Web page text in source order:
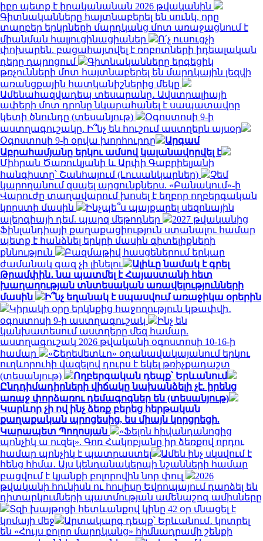
իբր պետք է իրականանան 2026 թվականին
Գիտնականները հայտնաբերել են սունկ, որը
տարբեր երկրների մարդկանց մոտ առաջացնում է
միանման հալյուցինացիաներ
Ո՛չ ուսուցչի
փոխարեն. բացահայտվել է ռոբոտների իդեալական
դերը դպրոցում
Գիտնականները երգեցիկ
թռչունների մոտ հայտնաբերել են մարդկային լեզվի
առանցքային հատկանիշներից մեկը
Ամենահազվադեպ տեսարանը․ Ավստրալիայի
ափերի մոտ դրոնը նկարահանել է սապատավոր
կետի ծնունդը (տեսանյութ)
Օգոստոսի 9-ի
աստղագուշակը. Ի՞նչ են հուշում աստղերն այսօր
Օգոստոսի 9-ի օրվա խորհուրդը
Արգամ
Աբրահամյանը երկու ամսով կալանավորվել է
Միհրան Ծառուկյանի և Արփի Գաբրիելյանի
հանգիստը՝ Շանհայում (Լուսանկարներ)
Չեմ
կարողանում զսպել արցունքներս. «Բանակում»-ի
Վարուժը տաղավարում խոսել է եղբոր ողբերգական
կորստի մասին
Ինչպե՞ս պայքարել սեզոնային
ալերգիայի դեմ. պարզ մեթոդներ
2027 թվականից
Ֆինլանդիայի քաղաքացիություն ստանալու համար
պետք է հանձնել երկրի մասին գիտելիքների
քննություն
Բազմաթիվ հասցեներում երկար
ժամանակ գազ չի լինելու
Ալիևը նամակ է գրել
Թրամփին․ նա պատմել է Հայաստանի հետ
խաղաղության տնտեսական առավելությունների
մասին
Ի՞նչ եղանակ է սպասվում առաջիկա օրերին
Կիրակի օրը երկնքից հաջողություն կթափվի․
օգոստոսի 9-ի աստղագուշակ
Ինչ են
կանխատեսում աստղերը մեզ համար.
աստղագուշակ 2026 թվականի օգոստոսի 10-16-ի
համար
«Շերեմետևո» օդանավակայանում երկու
ուղևորուհի վազելով դուրս է եկել թռիչքադաշտ
(տեսանյութ)
Ողբերգական դեպք՝ Երևանում
Ընդդիմադիրների վիճակը նախանձելի չէ. իրենց
առաջ փորձառու դեմագոգներ են (տեսանյութ)
Կարևոր չի ով ինչ ձեռք բերեց հերթական
քաղաքական պրոցեսից, ես միայն կորցրեցի.
Կարապետ Պողոսյան
«Ֆելոն հիվանդանոցից
պոնչիկ ա ուզել». Գոռ Հակոբյանը իր ձեռքով որդու
համար պոնչիկ է պատրաստել
Ամեն ինչ սկսվում է
հենց հիմա․ Այս կենդանակերպի նշանների համար
բացվում է կյանքի բոլորովին նոր փուլ
2026
թվականի հունիսն ու հուլիսը Եվրոպայում դարձել են
դիտարկումների պատմության ամենաշոգ ամիսները
Տզի խայթոցի հետևանքով կինը 42 օր մնացել է
կոմայի մեջ
Արտակարգ դեպք՝ Երևանում․ կոտրել
են «Հույս բոլոր մարդկանց» հիմնադրամի շենքի